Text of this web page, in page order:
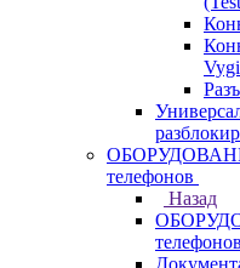
телефонов
Назад
телефонов